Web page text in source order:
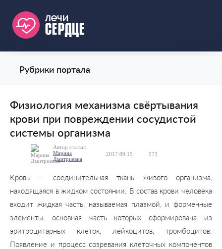
Рубрики портала
Физиология механизма свёртывания
крови при повреждении сосудистой
системы организма
Автор статьи:
Марина
Дмитриевна
2017.09.15 573
Кровь — соединительная ткань живого организма,
находящаяся в жидком состоянии. В состав крови человека
входит жидкая часть, называемая плазмой, и форменные
элементы, основная часть которых сформирована из
эритроцитарных клеток, лейкоцитов, тромбоцитов.
Появление и процесс созревания клеточных компонентов